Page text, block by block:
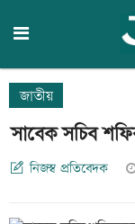
জাতীয়
সাবেক সচিব
নিজস্ব প্রতিবেদক